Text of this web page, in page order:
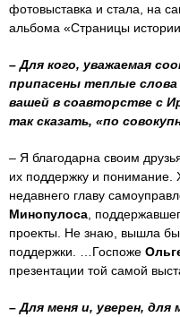
фотовыставка и стала, на
альбома «Страницы
– Для кого, уважаемая
припасены теплые
вашей в соавторстве с
так сказать, «по
– Я благодарна своим
их поддержку и понимание.
недавнего главу
Минопулоса ,
проекты. Не знаю, вышла бы
поддержки. …Госпоже
презентации той самой
– Для меня и, уверен, для